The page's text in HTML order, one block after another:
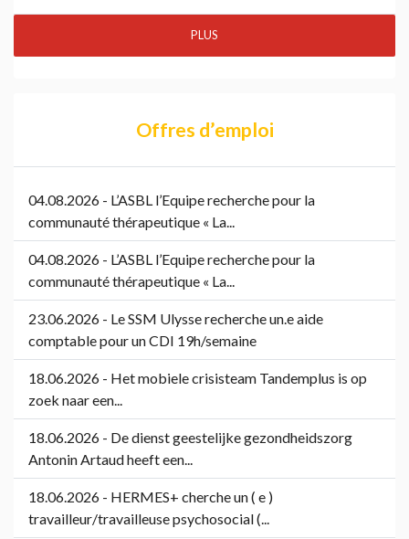
PLUS
Offres d’emploi
04.08.2026 - L’ASBL l’Equipe recherche pour la
communauté thérapeutique « La...
04.08.2026 - L’ASBL l’Equipe recherche pour la
communauté thérapeutique « La...
23.06.2026 - Le SSM Ulysse recherche un.e aide
comptable pour un CDI 19h/semaine
18.06.2026 - Het mobiele crisisteam Tandemplus is op
zoek naar een...
18.06.2026 - De dienst geestelijke gezondheidszorg
Antonin Artaud heeft een...
18.06.2026 - HERMES+ cherche un ( e )
travailleur/travailleuse psychosocial (...